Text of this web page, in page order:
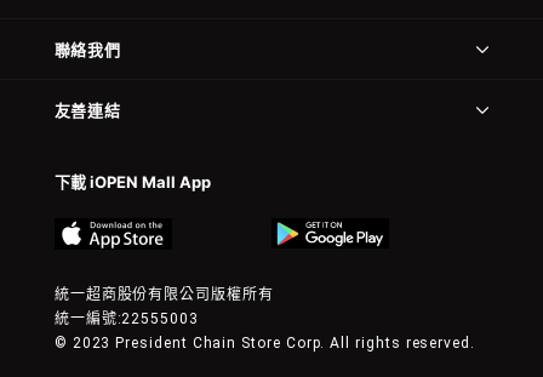
聯絡我們
友善連結
下載 iOPEN Mall App
統一超商股份有限公司版權所有
統一編號:22555003
© 2023 President Chain Store Corp. All rights reserved.